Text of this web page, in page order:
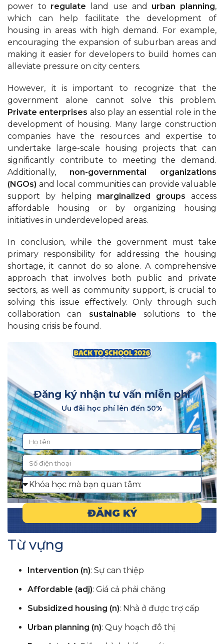
power to regulate land use and urban planning,
which can help facilitate the development of
housing in areas with high demand. For example,
encouraging the expansion of suburban areas and
making it easier for developers to build homes can
alleviate pressure on city centers.
However, it is important to recognize that the
government alone cannot solve this problem.
Private enterprises also play an essential role in the
development of housing. Many large construction
companies have the resources and expertise to
undertake large-scale housing projects that can
significantly contribute to meeting the demand.
Additionally, non-governmental organizations
(NGOs) and local communities can provide valuable
support by helping marginalized groups access
affordable housing or by organizing housing
initiatives in underdeveloped areas.
In conclusion, while the government must take
primary responsibility for addressing the housing
shortage, it cannot do so alone. A comprehensive
approach that involves both public and private
sectors, as well as community support, is crucial to
solving this issue effectively. Only through such
collaboration can sustainable solutions to the
housing crisis be found.
Đăng ký nhận tư vấn miễn phí
Ưu đãi học phí lên đến 50%
ĐĂNG KÝ
Từ vựng
Intervention (n): Sự can thiệp
Affordable (adj): Giá cả phải chăng
Subsidized housing (n): Nhà ở được trợ cấp
Urban planning (n): Quy hoạch đô thị